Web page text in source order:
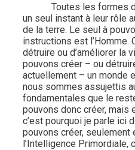
Toutes les formes
un seul instant à leur rôle
de la terre. Le seul à
instructions est l’Homme.
détruire ou d’améliorer la
pouvons créer – ou
actuellement – un monde
nous sommes assujettis
fondamentales que le
pouvons donc créer, mais
c’est pourquoi je parle ici
pouvons créer,
l’Intelligence Primordiale,